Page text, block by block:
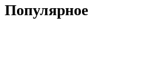
Популярное